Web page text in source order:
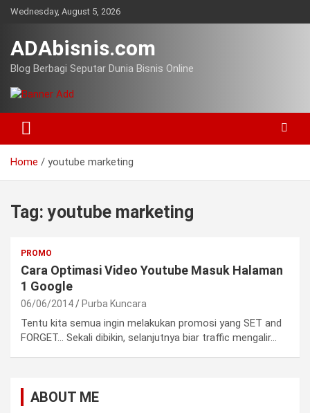
SkipWednesday, August 5, 2026
ADAbisnis.com
Blog Berbagi Seputar Dunia Bisnis Online
Home youtube marketing
Tag:youtube marketing
PROMO
Cara Optimasi Video Youtube Masuk Halaman
1 Google
06/06/2014 Purba Kuncara
Tentu kita semua ingin melakukan promosi yang SET and
FORGET… Sekali dibikin, selanjutnya biar traffic mengalir…
ABOUT ME